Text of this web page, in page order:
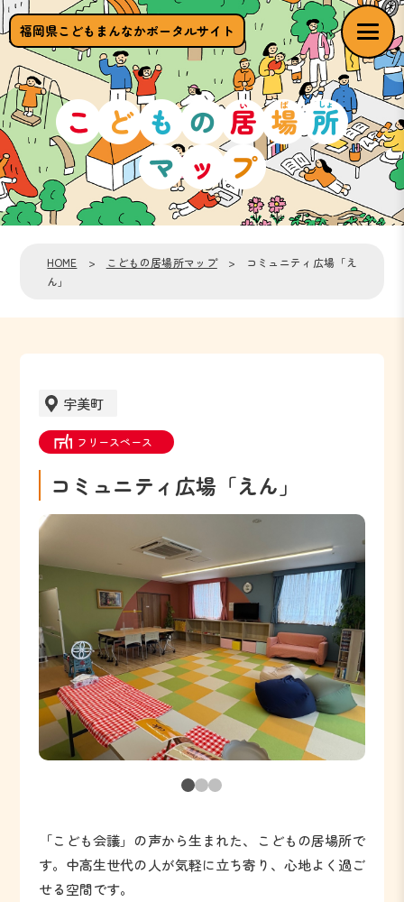
福岡県こどもまんなかポータルサイト
HOME > こどもの居場所マップ> コミュニティ広場「え
ん」
宇美町
フリースペース
コミュニティ広場「えん」
「こども会議」の声から生まれた、こどもの居場所で
す。中高生世代の人が気軽に立ち寄り、心地よく過ご
せる空間です。